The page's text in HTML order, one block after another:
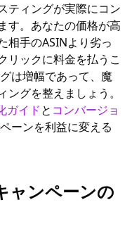
ティングが実際にコン
す。あなたの価格が高
相手のASINより劣っ
リックに料金を払うこ
は増幅であって、魔
グを整えましょう。
ガイドと コンバージョ
ーンを利益に変える
ャンペーンの